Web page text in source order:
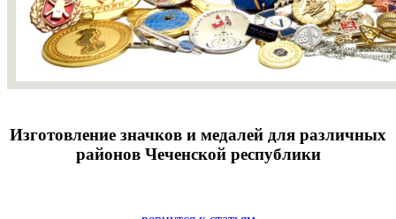
Изготовление значков и медалей для различных
районов Чеченской республики